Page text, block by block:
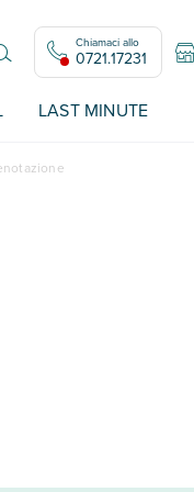
Chiamaci allo
0721.17231
LAST MINUTE